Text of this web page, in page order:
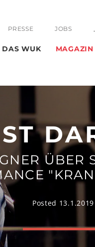
PRESSE JOBS
DAS WUK MAGAZIN
ÜBER
Posted 13.1.2019